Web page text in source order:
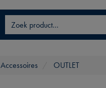
Accessoires OUTLET